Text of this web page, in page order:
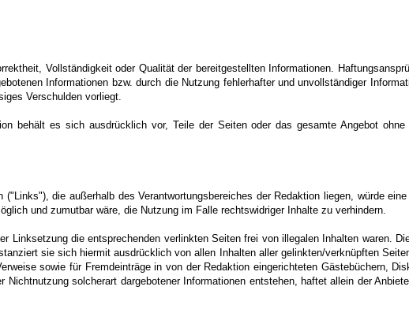
Vollständigkeit oder Qualität der bereitgestellten Informationen.
Informationen bzw. durch die Nutzung fehlerhafter und unvollständiger
Verschulden vorliegt.
behält es sich ausdrücklich vor, Teile der Seiten oder das gesamte Angebot
("Links"), die außerhalb des Verantwortungsbereiches der Redaktion liegen, würde
und zumutbar wäre, die Nutzung im Falle rechtswidriger Inhalte zu verhindern.
Linksetzung die entsprechenden verlinkten Seiten frei von illegalen Inhalten waren.
sie sich hiermit ausdrücklich von allen Inhalten aller gelinkten/verknüpften
sowie für Fremdeinträge in von der Redaktion eingerichteten Gästebüchern,
Nichtnutzung solcherart dargebotener Informationen entstehen, haftet allein der